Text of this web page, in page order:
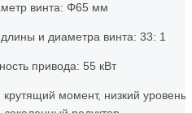
винта: Φ65 мм
и диаметра винта: 33: 1
привода: 55 кВт
крутящий момент, низкий уровень